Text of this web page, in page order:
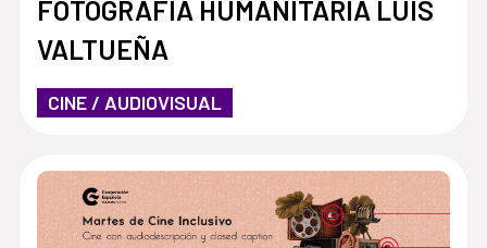
FOTOGRAFÍA HUMANITARIA LUIS
VALTUEÑA
CINE / AUDIOVISUAL